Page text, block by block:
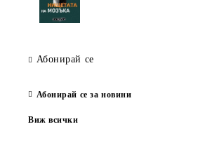
Абонирай се
Абонирай се за новини
Виж всички